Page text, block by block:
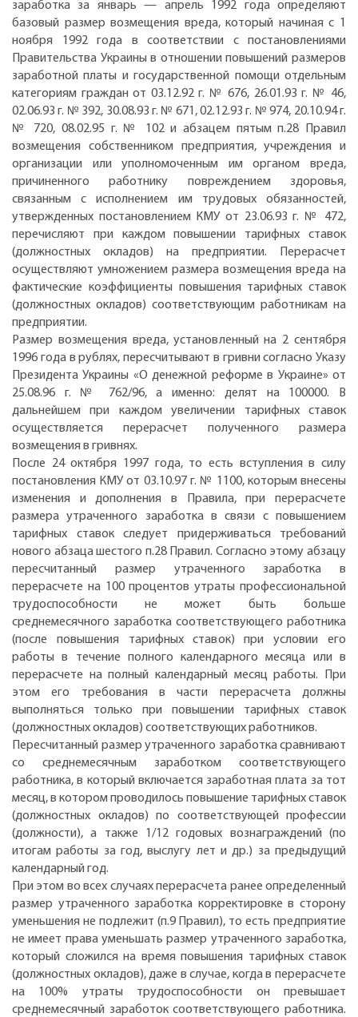
заработка за январь — апрель 1992 года определяют
базовый размер возмещения вреда, который начиная с 1
ноября 1992 года в соответствии с постановлениями
Правительства Украины в отношении повышений размеров
заработной платы и государственной помощи отдельным
категориям граждан от 03.12.92 г. № 676, 26.01.93 г. № 46,
02.06.93 г. № 392, 30.08.93 г. № 671, 02.12.93 г. № 974, 20.10.94 г.
№ 720, 08.02.95 г. № 102 и абзацем пятым п.28 Правил
возмещения собственником предприятия, учреждения и
организации или уполномоченным им органом вреда,
причиненного работнику повреждением здоровья,
связанным с исполнением им трудовых обязанностей,
утвержденных постановлением КМУ от 23.06.93 г. № 472,
перечисляют при каждом повышении тарифных ставок
(должностных окладов) на предприятии. Перерасчет
осуществляют умножением размера возмещения вреда на
фактические коэффициенты повышения тарифных ставок
(должностных окладов) соответствующим работникам на
предприятии.
Размер возмещения вреда, установленный на 2 сентября
1996 года в рублях, пересчитывают в гривни согласно Указу
Президента Украины «О денежной реформе в Украине» от
25.08.96 г. № 762/96, а именно: делят на 100000. В
дальнейшем при каждом увеличении тарифных ставок
осуществляется перерасчет полученного размера
возмещения в гривнях.
После 24 октября 1997 года, то есть вступления в силу
постановления КМУ от 03.10.97 г. № 1100, которым внесены
изменения и дополнения в Правила, при перерасчете
размера утраченного заработка в связи с повышением
тарифных ставок следует придерживаться требований
нового абзаца шестого п.28 Правил. Согласно этому абзацу
пересчитанный размер утраченного заработка в
перерасчете на 100 процентов утраты профессиональной
трудоспособности не может быть больше
среднемесячного заработка соответствующего работника
(после повышения тарифных ставок) при условии его
работы в течение полного календарного месяца или в
перерасчете на полный календарный месяц работы. При
этом его требования в части перерасчета должны
выполняться только при повышении тарифных ставок
(должностных окладов) соответствующих работников.
Пересчитанный размер утраченного заработка сравнивают
со среднемесячным заработком соответствующего
работника, в который включается заработная плата за тот
месяц, в котором проводилось повышение тарифных ставок
(должностных окладов) по соответствующей профессии
(должности), а также 1/12 годовых вознаграждений (по
итогам работы за год, выслугу лет и др.) за предыдущий
календарный год.
При этом во всех случаях перерасчета ранее определенный
размер утраченного заработка корректировке в сторону
уменьшения не подлежит (п.9 Правил), то есть предприятие
не имеет права уменьшать размер утраченного заработка,
который сложился на время повышения тарифных ставок
(должностных окладов), даже в случае, когда в перерасчете
на 100% утраты трудоспособности он превышает
среднемесячный заработок соответствующего работника.